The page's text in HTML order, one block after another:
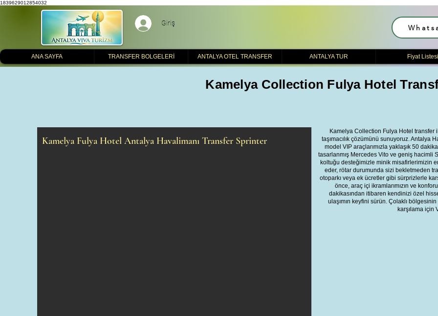
1839629012854032
Giriş
ANA SAYFA TRANSFER BOLGELERİ ANTALYA OTEL TRANSFER ANTALYA TUR Fiyat Listesi
Kamelya Collection Fulya Hotel
Kamelya Fulya Hotel Antalya Havalimanı Transfer Sprinter
Kamelya Collection Fulya Hotel transfer
taşımacılık çözümünü sunuyoruz. Antalya
model VIP araçlarımızla yaklaşık 50
tasarlanmış Mercedes Vito ve geniş
koltuğu desteğimizle minik misafirlerimizin
eder, rötar durumunda sizi bekletmeden
otoparkı veya ek ücretler gibi sürprizlerle
önce, araç içi ikramlarımızın ve
dakikasından itibaren kendinizi özel
ulaşımın keyfini sürün. Çolaklı
karşılama için